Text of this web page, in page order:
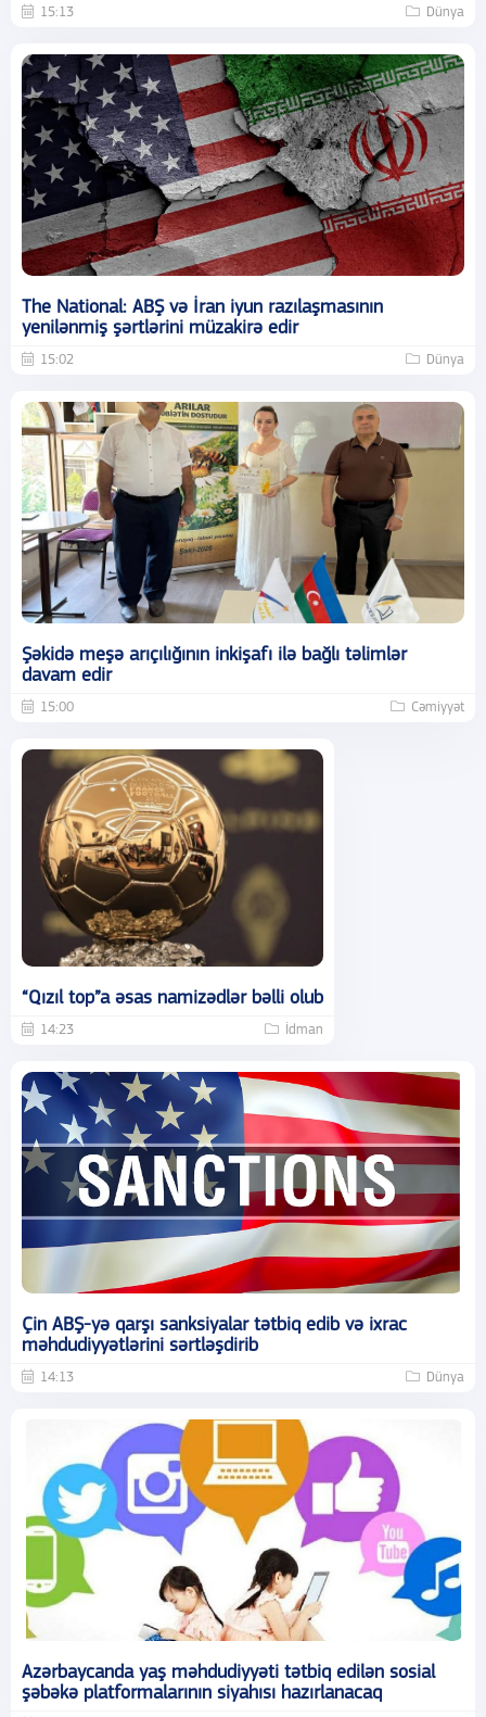
15:13 Dünya
The National: ABŞ və İran iyun razılaşmasının
yenilənmiş şərtlərini müzakirə edir
15:02 Dünya
Şəkidə meşə arıçılığının inkişafı ilə bağlı təlimlər
davam edir
15:00 Cəmiyyət
“Qızıl top”a əsas namizədlər bəlli olub
14:23 İdman
Çin ABŞ-yə qarşı sanksiyalar tətbiq edib və ixrac
məhdudiyyətlərini sərtləşdirib
14:13 Dünya
Azərbaycanda yaş məhdudiyyəti tətbiq edilən sosial
şəbəkə platformalarının siyahısı hazırlanacaq